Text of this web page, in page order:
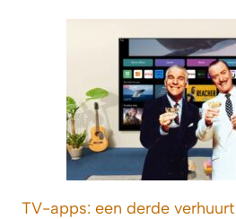
TV-apps: een derde